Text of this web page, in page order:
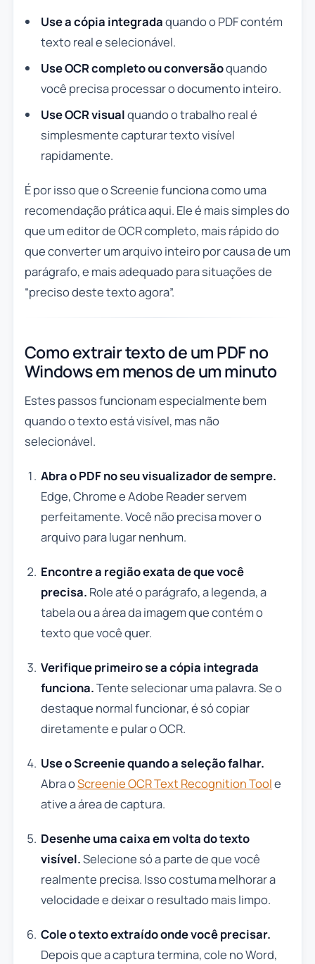
Use a cópia integradaquando o PDF contém
texto real e selecionável.
Use OCR completo ou conversãoquando
você precisa processar o documento inteiro.
Use OCR visualquando o trabalho real é
simplesmente capturar texto visível
rapidamente.
É por isso que o Screenie funciona como uma
recomendação prática aqui. Ele é mais simples do
que um editor de OCR completo, mais rápido do
que converter um arquivo inteiro por causa de um
parágrafo, e mais adequado para situações de
“preciso deste texto agora”.
Como extrair texto de um PDF no
Windows em menos de um minuto
Estes passos funcionam especialmente bem
quando o texto está visível, mas não
selecionável.
Abra o PDF no seu visualizador de sempre.
Edge, Chrome e Adobe Reader servem
perfeitamente. Você não precisa mover o
arquivo para lugar nenhum.
Encontre a região exata de que você
precisa. Role até o parágrafo, a legenda, a
tabela ou a área da imagem que contém o
texto que você quer.
Verifique primeiro se a cópia integrada
funciona.Tente selecionar uma palavra. Se o
destaque normal funcionar, é só copiar
diretamente e pular o OCR.
Use o Screenie quando a seleção falhar.
Abra oScreenie OCR Text Recognition Toole
ative a área de captura.
Desenhe uma caixa em volta do texto
visível.Selecione só a parte de que você
realmente precisa. Isso costuma melhorar a
velocidade e deixar o resultado mais limpo.
Cole o texto extraído onde você precisar.
Depois que a captura termina, cole no Word,